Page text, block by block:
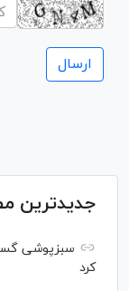
جدیدترین
کرد